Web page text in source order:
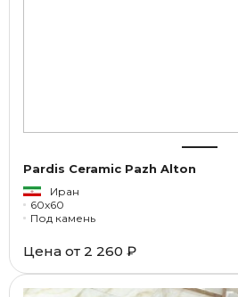
Pardis Ceramic Pazh Alton
Иран
60x60
Под камень
Цена от 2 260 ₽